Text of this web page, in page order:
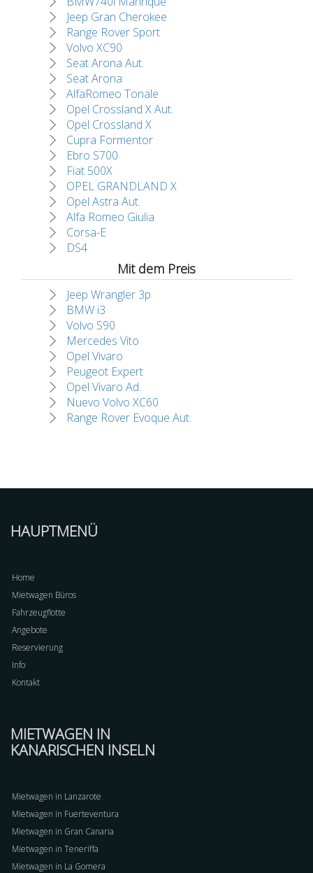
Jeep Gran Cherokee
Range Rover Sport
Volvo XC90
Seat Arona Aut.
Seat Arona
AlfaRomeo Tonale
Opel Crossland X Aut.
Opel Crossland X
Cupra Formentor
Ebro S700
Fiat 500X
OPEL GRANDLAND X
Opel Astra Aut.
Alfa Romeo Giulia
Corsa-E
DS4
Mit dem Preis
Jeep Wrangler 3p
BMW i3
Volvo S90
Mercedes Vito
Opel Vivaro
Peugeot Expert
Opel Vivaro Ad.
Nuevo Volvo XC60
Range Rover Evoque Aut.
HAUPTMENÜ
Home
Mietwagen Büros
Fahrzeugflotte
Angebote
Reservierung
Info
Kontakt
MIETWAGEN IN
KANARISCHEN INSELN
Mietwagen in Lanzarote
Mietwagen in Fuerteventura
Mietwagen in Gran Canaria
Mietwagen in Teneriffa
Mietwagen in La Gomera